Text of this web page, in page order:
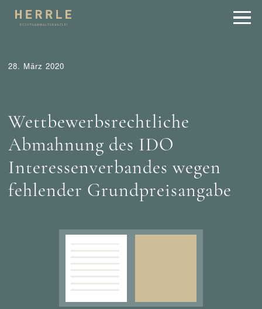
28. März 2020
Wettbewerbsrechtliche
Abmahnung des IDO
Interessenverbandes wegen
fehlender Grundpreisangabe